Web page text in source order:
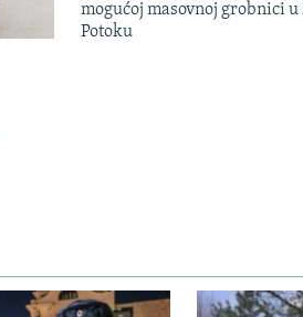
mogućoj masovnoj grobnici
Potoku